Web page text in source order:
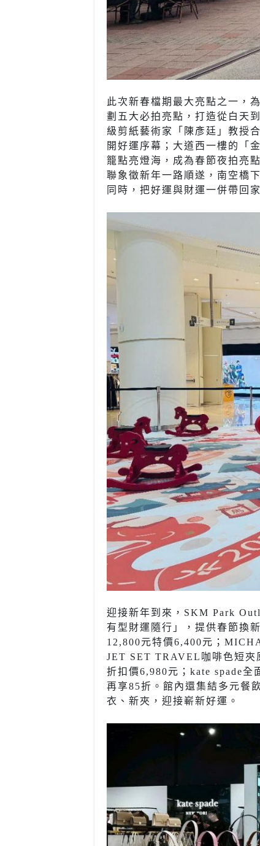
此次新春檔期最大亮點之一，
劃五大必拍亮點，打造從白天
級剪紙藝術家「陳彥廷」教授
開好運序幕；大道西一樓的「
籠點亮燈海，成為春節夜拍亮
聯象徵新年一路順遂，南空橋
同時，把好運與財運一併帶回家
迎接新年到來，SKM Park
有型財運隨行」，提供春節換
12,800元特價6,400元；
JET SET TRAVEL咖啡色短
折扣價6,980元；kate spade
再享85折。館內還集結多元餐
衣、新夾，迎接嶄新好運。